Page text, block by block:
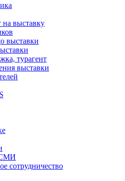
на выставку
выставки
турагент
выставки
СМИ
сотрудничество